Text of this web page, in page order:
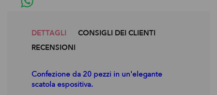
DETTAGLI
CONSIGLI DEI CLIENTI
RECENSIONI
Confezione da 20 pezzi in un'elegante
scatola espositiva.